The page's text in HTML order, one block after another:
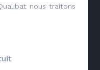
nous traitons